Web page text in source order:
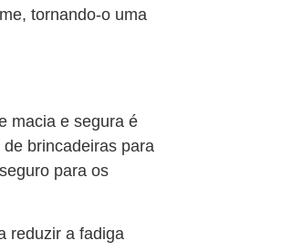
tornando-o uma
macia e segura é
brincadeiras para
para os
reduzir a fadiga